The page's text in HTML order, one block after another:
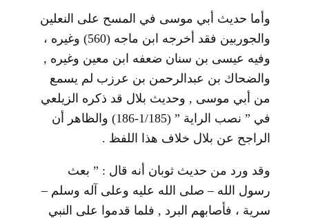
وأما حديث أبي موسى في المسح على النعلين
والجوربين فقد أخرجه ابن ماجه (560) وغيره ،
وفيه عيسى بن سنان ضعفه ابن معين وغيره ,
والضحاك بن عبدالرحمن بن عرزب لم يسمع
من أبي موسى , وحديث بلال قد ذكره الزيلعي
في ” نصب الراية ” (1/185-186) والظاهر أن
الراجح عن بلال خلاف هذا اللفظ .
وقد ورد من حديث ثوبان أنه قال : ” بعث
رسول الله – صلى الله عليه وعلى آله وسلم –
سرية ، فأصابهم البرد , فلما قدموا على النبي